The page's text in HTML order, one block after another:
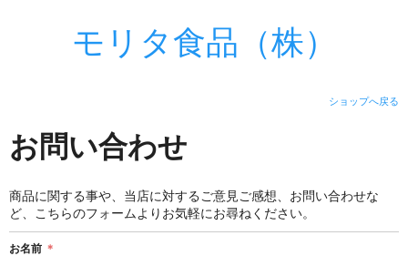
モリタ食品（株）
ショップへ戻る
お問い合わせ
商品に関する事や、当店に対するご意見ご感想、お問い合わせな
ど、こちらのフォームよりお気軽にお尋ねください。
お名前 ＊